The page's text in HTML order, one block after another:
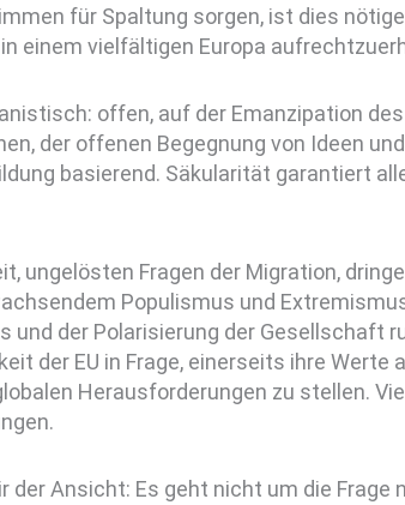
für Spaltung sorgen, ist dies
einem vielfältigen Europa
offen, auf der Emanzipation
der offenen Begegnung von Ideen
basierend. Säkularität garantiert
ungelösten Fragen der Migration,
Populismus und
und der Polarisierung der Gesellschaft
der EU in Frage, einerseits ihre Werte
Herausforderungen zu stellen.
der Ansicht: Es geht nicht um die Frage